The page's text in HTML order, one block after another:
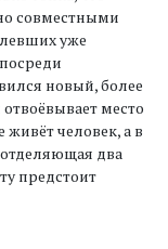
совместными
уже
новый, более
место
человек, а в
два
предстоит